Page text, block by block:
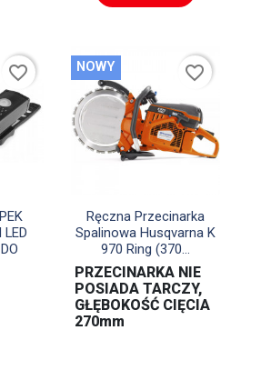
LED
favorite_border
Szybki podgląd
Ręczna Przecinarka
Spalinowa Husqvarna K
970 Ring (370...
PRZECINARKA NIE
POSIADA TARCZY,
GŁĘBOKOŚĆ CIĘCIA
270mm
NOWY favorite_border